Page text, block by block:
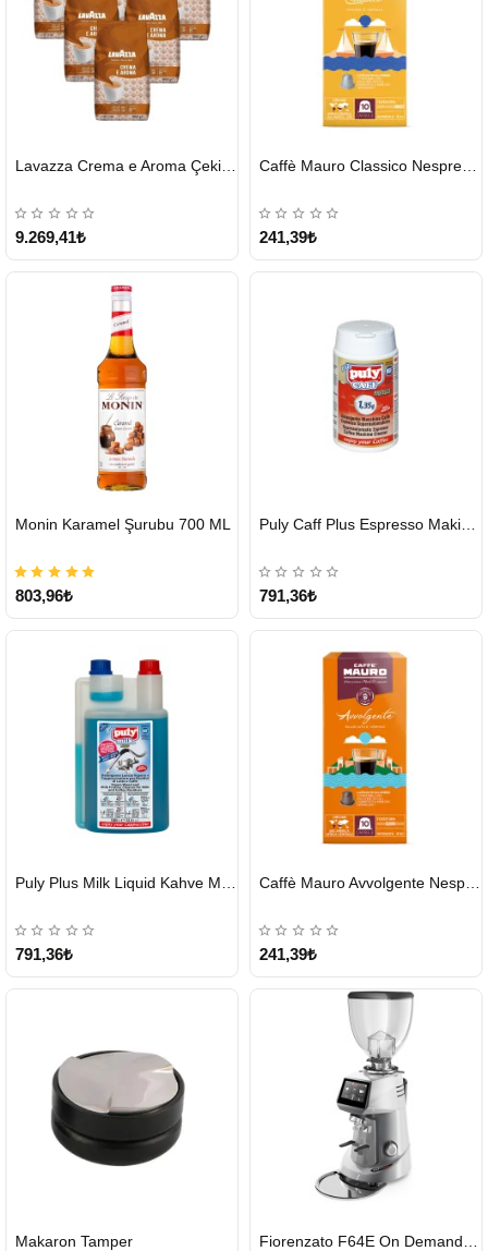
GÖNDERİ
9.269,41₺
GÖNDERİ
Caffè Mauro Classico Nespresso Kapsül
241,39₺
GÖNDERİ
Monin Karamel Şurubu 700 ML
803,96₺
GÖNDERİ
Puly Caff Plus Espresso Makinesi Temizleyici Tablet 100 x 1.35 G
791,36₺
GÖNDERİ
791,36₺
GÖNDERİ
Caffè Mauro Avvolgente Nespresso Kapsül
241,39₺
GÖNDERİ
Makaron Tamper
GÖNDERİ